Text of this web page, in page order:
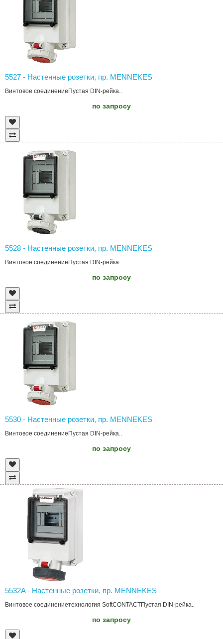
5527 - Настенные розетки, пр. MENNEKES
Винтовое соединениеПустая DIN-рейка..
по запросу
5528 - Настенные розетки, пр. MENNEKES
Винтовое соединениеПустая DIN-рейка..
по запросу
5530 - Настенные розетки, пр. MENNEKES
Винтовое соединениеПустая DIN-рейка..
по запросу
5532A - Настенные розетки, пр. MENNEKES
Винтовое соединениетехнология SoftCONTACTПустая DIN-рейка..
по запросу